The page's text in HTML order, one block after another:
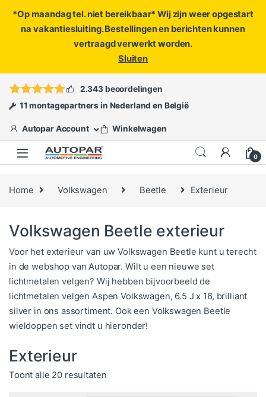
*Op maandag tel. niet bereikbaar* Wij zijn weer opgestart
na vakantiesluiting. Bestellingen en berichten kunnen
vertraagd verwerkt worden.
Sluiten
ofopen een ticket
2.343 beoordelingen
11 montagepartners in Nederland en België
Autopar Account Winkelwagen
0
Home Volkswagen Beetle Exterieur
Volkswagen Beetle exterieur
Voor het exterieur van uw Volkswagen Beetle kunt u terecht
in de webshop van Autopar. Wilt u een nieuwe set
lichtmetalen velgen? Wij hebben bijvoorbeeld de
lichtmetalen velgen Aspen Volkswagen, 6.5 J x 16, brilliant
silver in ons assortiment. Ook een Volkswagen Beetle
wieldoppen set vindt u hieronder!
Exterieur
Toont alle 20 resultatenGesorteerd op populariteit